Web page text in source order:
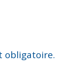
obligatoire.